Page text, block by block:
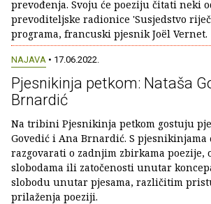
prevođenja. Svoju će poeziju čitati neki
prevoditeljske radionice 'Susjedstvo
programa, francuski pjesnik Joël Vernet.
NAJAVA • 17.06.2022.
Pjesnikinja petkom: Nataša
Brnardić
Na tribini Pjesnikinja petkom gostuju
Govedić i Ana Brnardić. S pjesnikinjama
razgovarati o zadnjim zbirkama poezije,
slobodama ili zatočenosti unutar
slobodu unutar pjesama, različitim
prilaženja poeziji.